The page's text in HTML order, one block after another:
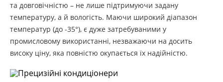
та довговічністю – не лише підтримуючи задану
температуру, а й вологість. Маючи широкий діапазон
температур (до -35°), є дуже затребуваними у
промисловому використанні, незважаючи на досить
високу ціну, яка повністю окупається їх надійністю.